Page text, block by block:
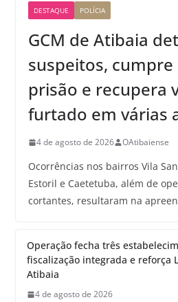
DESTAQUE POLÍCIA
GCM de Atibaia
suspeitos,
prisão e recupera
furtado em várias
4 de agosto de 2026 OAtibaiense
Ocorrências nos bairros Vila
Estoril e Caetetuba, além de
cortantes, resultaram na
Operação fecha três
fiscalização integrada e reforça
Atibaia
4 de agosto de 2026